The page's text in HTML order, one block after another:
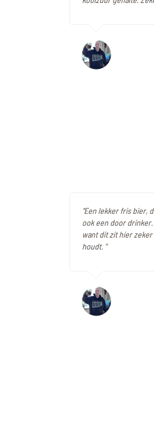
"Een lekker fris bier,
ook een door
want dit zit hier zeker
houdt. "